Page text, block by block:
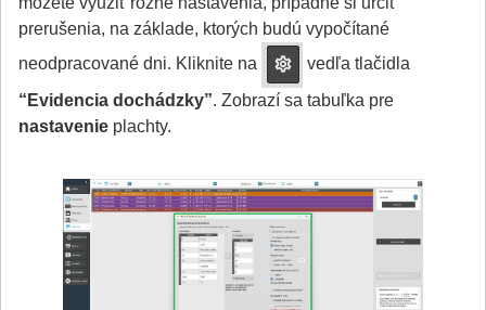
prerušenia, na základe, ktorých budú vypočítané
neodpracované dni. Kliknite na
vedľa tlačidla
“Evidencia dochádzky”. Zobrazí sa tabuľka pre
nastavenie plachty.